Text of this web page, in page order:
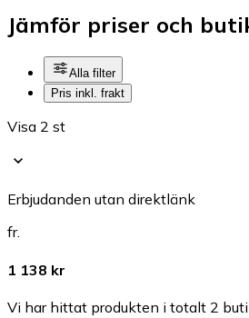
Jämför priser och
Alla filter
Pris inkl. frakt
Visa 2 st
Erbjudanden utan direktlänk
fr.
1 138 kr
Vi har hittat produkten i totalt 2